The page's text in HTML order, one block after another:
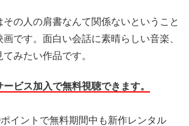
の人の肩書なんて関係ないということ
です。面白い会話に素晴らしい音楽、
みたい作品です。
ビス加入で無料視聴できます。
イントで無料期間中も新作レンタル